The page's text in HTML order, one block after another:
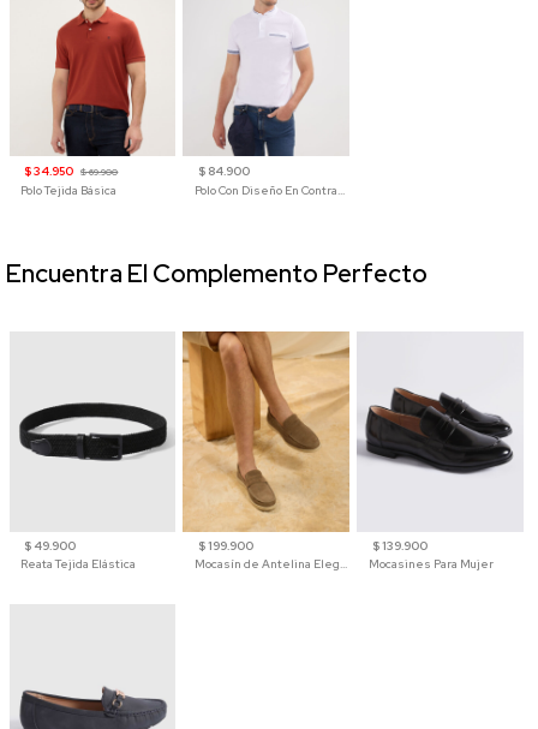
$ 34.950 $ 69.900
Polo Tejida Básica
$ 84.900
Polo Con Diseño En Contraste
$ 49.900
Reata Tejida Elástica
$ 199.900
Mocasín de Antelina Elegante con Suela de Contraste Para Hombre
$ 139.900
Mocasines Para Mujer
Encuentra El Complemento Perfecto